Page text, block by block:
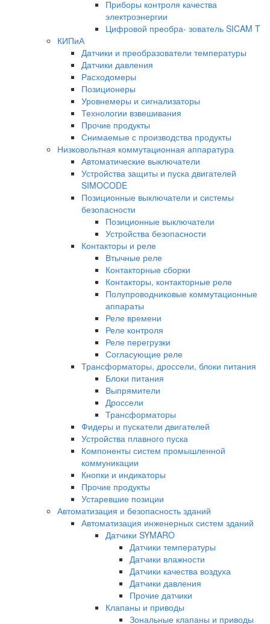
Приборы контроля качества
электроэнергии
Цифровой преобра- зователь SICAM T
КИПиА
Датчики и преобразователи температуры
Датчики давления
Расходомеры
Позиционеры
Уровнемеры и сигнализаторы
Технологии взвешивания
Прочие продукты
Снимаемые с производства продукты
Низковольтная коммутационная аппаратура
Автоматические выключатели
Устройства защиты и пуска двигателей
SIMOCODE
Позиционные выключатели и системы
безопасности
Позиционные выключатели
Устройства безопасности
Контакторы и реле
Втычные реле
Контакторные сборки
Контакторы, контакторные реле
Полупроводниковые коммутационные
аппараты
Реле времени
Реле контроля
Реле перегрузки
Согласующие реле
Трансформаторы, дроссели, блоки питания
Блоки питания
Выпрямители
Дроссели
Трансформаторы
Фидеры и пускатели двигателей
Устройства плавного пуска
Компоненты систем промышленной
коммуникации
Кнопки и индикаторы
Прочие продукты
Устаревшие позиции
Автоматизация и безопасность зданий
Автоматизация инженерных систем зданий
Датчики SYMARO
Датчики температуры
Датчики влажности
Датчики качества воздуха
Датчики давления
Прочие датчики
Клапаны и приводы
Зональные клапаны и приводы